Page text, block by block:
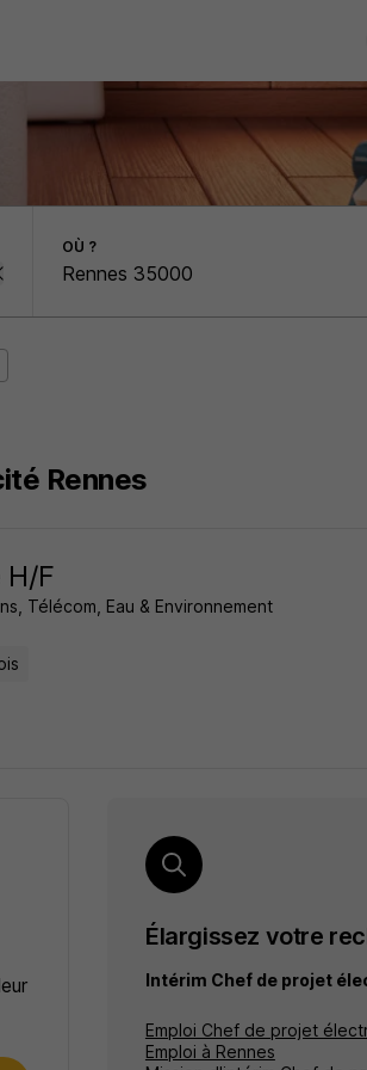
OÙ ?
Rennes
H/F
Télécom, Eau & Environnement
Élargissez votre
Intérim Chef de projet
Emploi Chef de projet
Emploi à Rennes